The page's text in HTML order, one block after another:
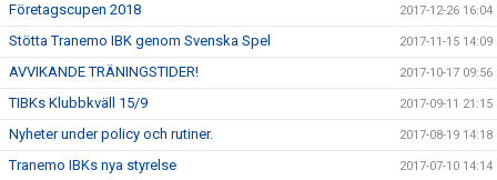
Företagscupen 2018 2017-12-26 16:04
Stötta Tranemo IBK genom Svenska Spel 2017-11-15 14:09
AVVIKANDE TRÄNINGSTIDER! 2017-10-17 09:56
TIBKs Klubbkväll 15/9 2017-09-11 21:15
Nyheter under policy och rutiner. 2017-08-19 14:18
Tranemo IBKs nya styrelse 2017-07-10 14:14